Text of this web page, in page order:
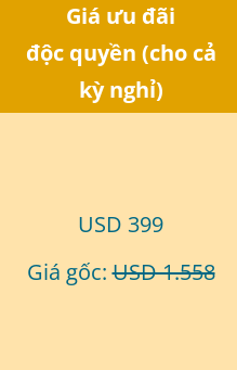
Giá ưu đãi
độc quyền (cho cả
kỳ nghỉ)
USD 399
Giá gốc:USD 1.558